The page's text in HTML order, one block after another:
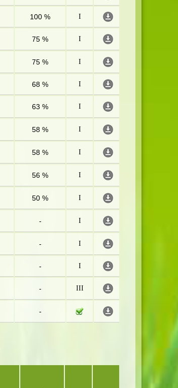
100 % I
75 % I
75 % I
68 % I
63 % I
58 % I
58 % I
56 % I
50 % I
- I
- I
- I
- III
-